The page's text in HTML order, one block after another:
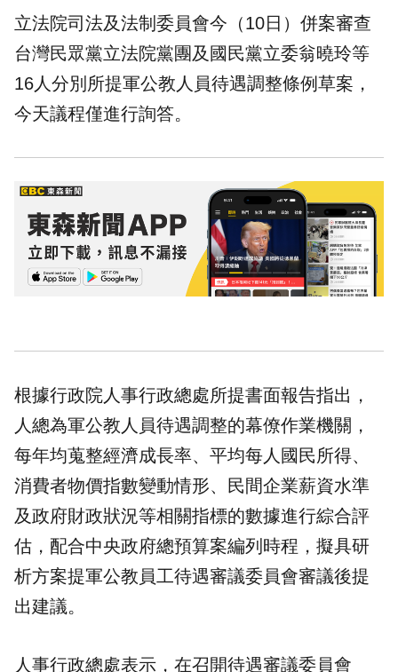
立法院司法及法制委員會今（10日）併案審查
台灣民眾黨立法院黨團及國民黨立委翁曉玲等
16人分別所提軍公教人員待遇調整條例草案，
今天議程僅進行詢答。
根據行政院人事行政總處所提書面報告指出，
人總為軍公教人員待遇調整的幕僚作業機關，
每年均蒐整經濟成長率、平均每人國民所得、
消費者物價指數變動情形、民間企業薪資水準
及政府財政狀況等相關指標的數據進行綜合評
估，配合中央政府總預算案編列時程，擬具研
析方案提軍公教員工待遇審議委員會審議後提
出建議。
人事行政總處表示，在召開待遇審議委員會